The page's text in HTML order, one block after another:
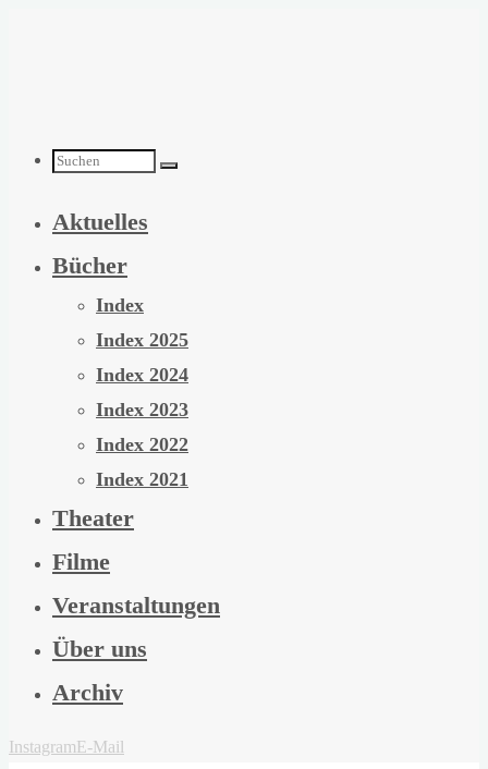
Suchen
nach:
Aktuelles
Bücher
Index
Index 2025
Index 2024
Index 2023
Index 2022
Index 2021
Theater
Filme
Veranstaltungen
Über uns
Archiv
InstagramE-Mail